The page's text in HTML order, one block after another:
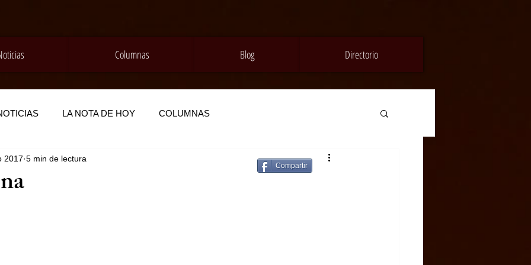
Columnas Blog Directorio
LA NOTA DE HOY COLUMNAS
2017 5 min de lectura
Compartir